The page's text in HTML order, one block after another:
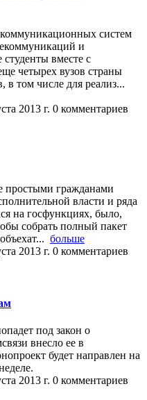
систем
и
вместе с
четырех вузов страны
в том числе для реализ...
2013 г. 0 комментариев
простыми гражданами
власти и ряда
на госфункциях, было,
собрать полный пакет
больше
2013 г. 0 комментариев
под закон о
внесло ее в
будет направлен на
2013 г. 0 комментариев